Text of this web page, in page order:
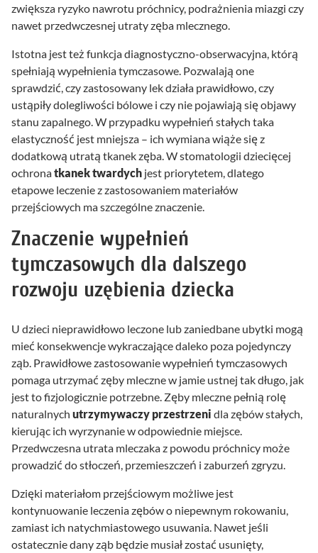
zwiększa ryzyko nawrotu próchnicy, podrażnienia miazgi czy
nawet przedwczesnej utraty zęba mlecznego.
Istotna jest też funkcja diagnostyczno-obserwacyjna, którą
spełniają wypełnienia tymczasowe. Pozwalają one
sprawdzić, czy zastosowany lek działa prawidłowo, czy
ustąpiły dolegliwości bólowe i czy nie pojawiają się objawy
stanu zapalnego. W przypadku wypełnień stałych taka
elastyczność jest mniejsza – ich wymiana wiąże się z
dodatkową utratą tkanek zęba. W stomatologii dziecięcej
ochronatkanek twardych jest priorytetem, dlatego
etapowe leczenie z zastosowaniem materiałów
przejściowych ma szczególne znaczenie.
Znaczenie wypełnień
tymczasowych dla dalszego
rozwoju uzębienia dziecka
U dzieci nieprawidłowo leczone lub zaniedbane ubytki mogą
mieć konsekwencje wykraczające daleko poza pojedynczy
ząb. Prawidłowe zastosowanie wypełnień tymczasowych
pomaga utrzymać zęby mleczne w jamie ustnej tak długo, jak
jest to fizjologicznie potrzebne. Zęby mleczne pełnią rolę
naturalnych utrzymywaczy przestrzeni dla zębów stałych,
kierując ich wyrzynanie w odpowiednie miejsce.
Przedwczesna utrata mleczaka z powodu próchnicy może
prowadzić do stłoczeń, przemieszczeń i zaburzeń zgryzu.
Dzięki materiałom przejściowym możliwe jest
kontynuowanie leczenia zębów o niepewnym rokowaniu,
zamiast ich natychmiastowego usuwania. Nawet jeśli
ostatecznie dany ząb będzie musiał zostać usunięty,